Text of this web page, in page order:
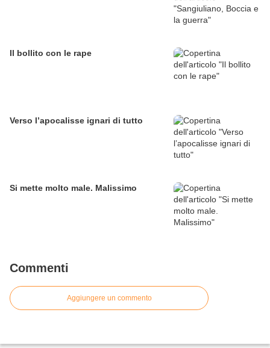
Il bollito con le rape
Verso l’apocalisse ignari di tutto
Si mette molto male. Malissimo
Commenti
Aggiungere un commento